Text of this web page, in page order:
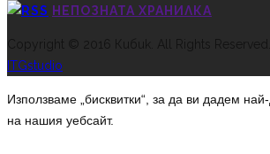
НЕПОЗНАТА ХРАНИЛКА
Copyright © 2016 Кибик. All Rights
ITGstudio
Използваме „бисквитки“, за да ви дадем
на нашия уебсайт.